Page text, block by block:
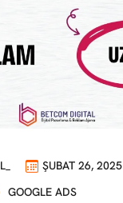
ŞUBAT 26, 2025
GOOGLE ADS